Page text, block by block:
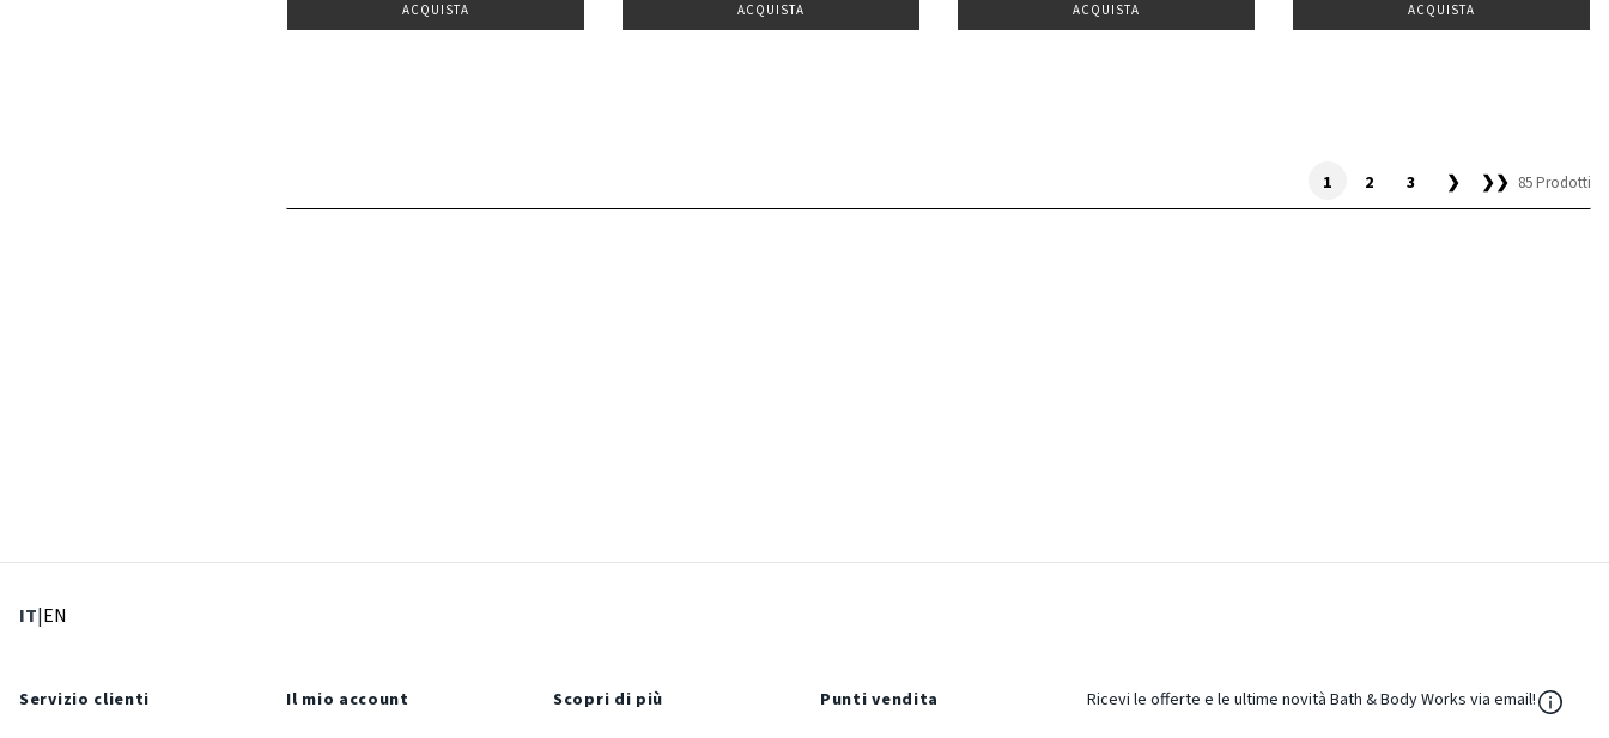
ACQUISTA ACQUISTA ACQUISTA ACQUISTA
1 2 3 ❯ ❯❯ 85 Prodotti
IT: Lingua corrente
|EN
Servizio clienti
Il mio account
Scopri di più
Punti vendita
Ricevi le offerte e le ultime novità Bath & Body Works via email!